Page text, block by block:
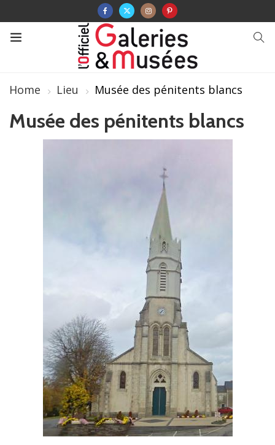
Home Lieu Musée des pénitents blancs
Musée des pénitents blancs